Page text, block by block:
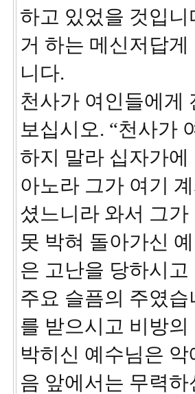
하고 있었을 것입
거 하는 메신저답
니다.
천사가 여인들에게
보십시오. “천사가
하지 말라 십자가
아노라 그가 여기
셨느니라 와서 그
못 박혀 돌아가신
은 고난을 당하시
주요 슬픔의 주였
를 받으시고 비방
박히신 예수님은
음 앞에서는 무력